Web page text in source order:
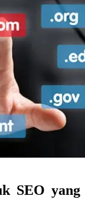
SEO yang